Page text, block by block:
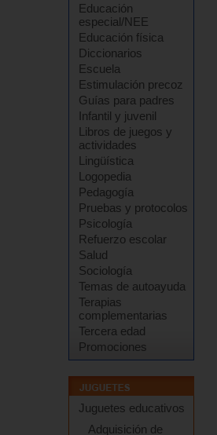
Educación
especial/NEE
Educación física
Diccionarios
Escuela
Estimulación precoz
Guías para padres
Infantil y juvenil
Libros de juegos y
actividades
Lingüística
Logopedia
Pedagogía
Pruebas y protocolos
Psicología
Refuerzo escolar
Salud
Sociología
Temas de autoayuda
Terapias
complementarias
Tercera edad
Promociones
Juguetes educativos
Adquisición de